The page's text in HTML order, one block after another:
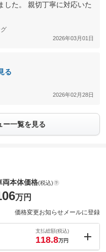
した。 親切丁寧に対応いた
2026年03月01日
る
2026年02月28日
ー一覧を見る
両本体価格(税込)
万円
価格変更お知らせメールに登録
支払総額(税込)
118.8万円